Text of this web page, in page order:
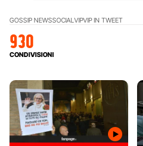
GOSSIP NEWSSOCIALVIPVIP IN TWEET
930
CONDIVISIONI